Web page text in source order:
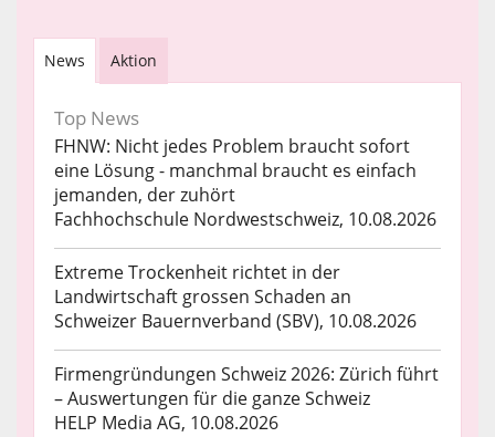
News Aktion
Top News
FHNW: Nicht jedes Problem braucht sofort
eine Lösung - manchmal braucht es einfach
jemanden, der zuhört
Fachhochschule Nordwestschweiz, 10.08.2026
Extreme Trockenheit richtet in der
Landwirtschaft grossen Schaden an
Schweizer Bauernverband (SBV), 10.08.2026
Firmengründungen Schweiz 2026: Zürich führt
– Auswertungen für die ganze Schweiz
HELP Media AG, 10.08.2026